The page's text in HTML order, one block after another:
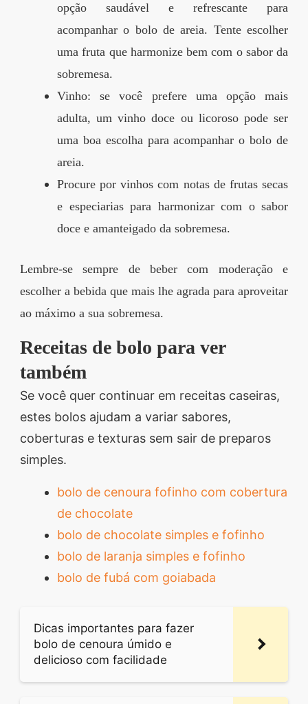
opção saudável e refrescante para
acompanhar o bolo de areia. Tente escolher
uma fruta que harmonize bem com o sabor da
sobremesa.
Vinho: se você prefere uma opção mais
adulta, um vinho doce ou licoroso pode ser
uma boa escolha para acompanhar o bolo de
areia.
Procure por vinhos com notas de frutas secas
e especiarias para harmonizar com o sabor
doce e amanteigado da sobremesa.
Lembre-se sempre de beber com moderação e
escolher a bebida que mais lhe agrada para aproveitar
ao máximo a sua sobremesa.
Receitas de bolo para ver
também
Se você quer continuar em receitas caseiras,
estes bolos ajudam a variar sabores,
coberturas e texturas sem sair de preparos
simples.
bolo de cenoura fofinho com cobertura
de chocolate
bolo de chocolate simples e fofinho
bolo de laranja simples e fofinho
bolo de fubá com goiabada
Dicas importantes para fazer
bolo de cenoura úmido e
delicioso com facilidade